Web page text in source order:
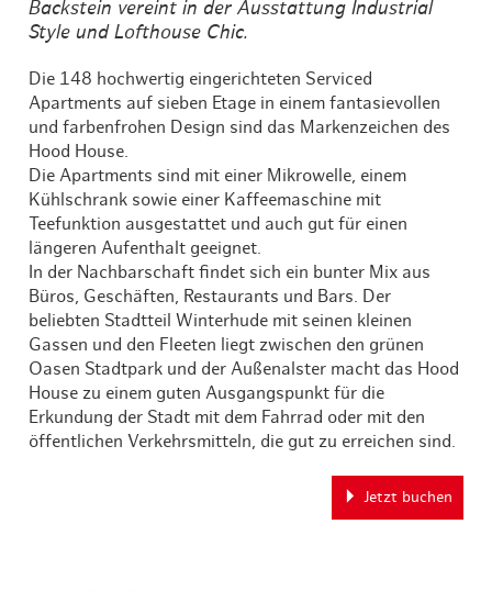
Backstein vereint in der Ausstattung Industrial
Style und Lofthouse Chic.
Die 148 hochwertig eingerichteten Serviced
Apartments auf sieben Etage in einem fantasievollen
und farbenfrohen Design sind das Markenzeichen des
Hood House.
Die Apartments sind mit einer Mikrowelle, einem
Kühlschrank sowie einer Kaffeemaschine mit
Teefunktion ausgestattet und auch gut für einen
längeren Aufenthalt geeignet.
In der Nachbarschaft findet sich ein bunter Mix aus
Büros, Geschäften, Restaurants und Bars. Der
beliebten Stadtteil Winterhude mit seinen kleinen
Gassen und den Fleeten liegt zwischen den grünen
Oasen Stadtpark und der Außenalster macht das Hood
House zu einem guten Ausgangspunkt für die
Erkundung der Stadt mit dem Fahrrad oder mit den
öffentlichen Verkehrsmitteln, die gut zu erreichen sind.
Jetzt buchen